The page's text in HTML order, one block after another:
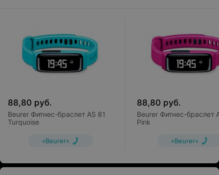
88,80 руб.
Beurer Фитнес-браслет AS 81
Turquoise
«Beurer»
88,80 руб.
Beurer Фитнес-браслет
Pink
«Beurer»